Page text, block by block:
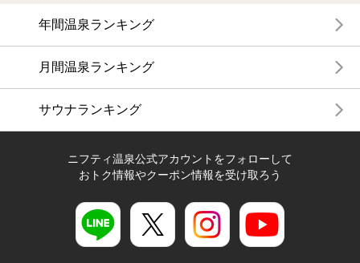
年間温泉ランキング
月間温泉ランキング
サウナランキング
ニフティ温泉公式アカウントをフォローして
おトク情報やクーポン情報を受け取ろう